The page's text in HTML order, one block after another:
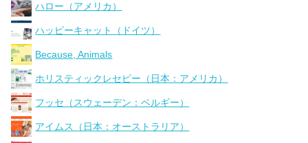
ハロー（アメリカ）
ハッピーキャット（ドイツ）
Because, Animals
ホリスティックレセピー（日本：アメリカ）
フッセ（スウェーデン：ベルギー）
アイムス（日本：オーストラリア）